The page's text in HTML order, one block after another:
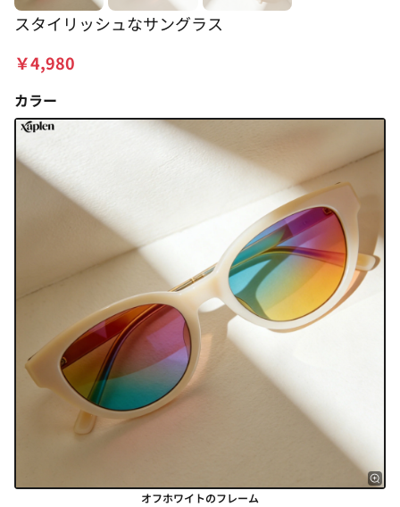
スタイリッシュなサングラス
￥4,980
カラー
オフホワイトのフレーム